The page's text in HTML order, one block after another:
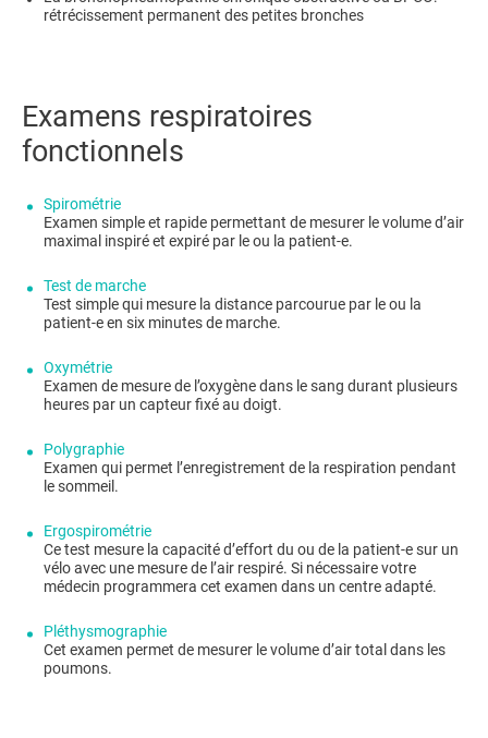
rétrécissement permanent des petites bronches
​Examens respiratoires
fonctionnels
Spirométrie
Examen simple et rapide permettant de mesurer le volume d’air
maximal inspiré et expiré par le ou la patient-e.
Test de marche
Test simple qui mesure la distance parcourue par le ou la
patient-e en six minutes de marche.
Oxymétrie
Examen de mesure de l’oxygène dans le sang durant plusieurs
heures par un capteur fixé au doigt.
Polygraphie
Examen qui permet l’enregistrement de la respiration pendant
le sommeil.
Ergospirométrie
Ce test mesure la capacité d’effort du ou de la patient-e sur un
vélo avec une mesure de l’air respiré. Si nécessaire votre
médecin programmera cet examen dans un centre adapté.
Pléthysmographie
Cet examen permet de mesurer le volume d’air total dans les
poumons.